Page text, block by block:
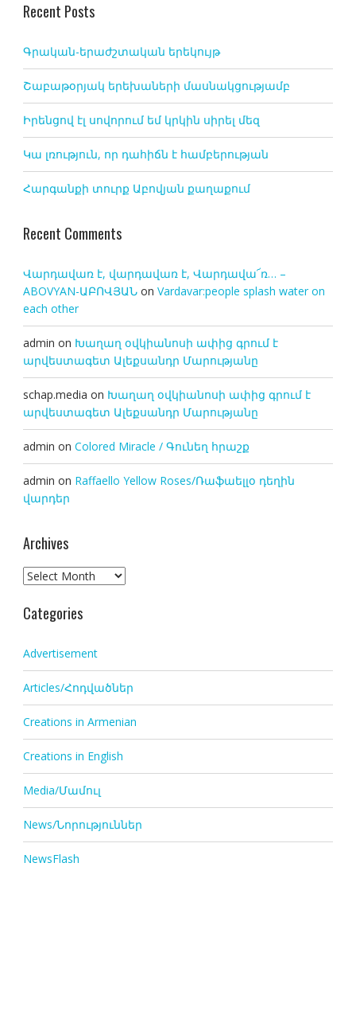
Recent Posts
Գրական-երաժշտական երեկույթ
Շաբաթօրյակ երեխաների մասնակցությամբ
Իրենցով էլ սովորում եմ կրկին սիրել մեզ
Կա լռություն, որ դահիճն է համբերության
Հարգանքի տուրք Աբովյան քաղաքում
Recent Comments
Վարդավառ է, վարդավառ է, Վարդավա՜ռ… –
ABOVYAN-ԱԲՈՎՅԱՆon Vardavar:people splash water on
each other
admin on Խաղաղ օվկիանոսի ափից գրում է
արվեստագետ Ալեքսանդր Մարությանը
schap.media on Խաղաղ օվկիանոսի ափից գրում է
արվեստագետ Ալեքսանդր Մարությանը
admin on Colored Miracle / Գունեղ հրաշք
admin on Raffaello Yellow Roses/Ռաֆաելլօ դեղին
վարդեր
Archives
Archives
Categories
Advertisement
Articles/Հոդվածներ
Creations in Armenian
Creations in English
Media/Մամուլ
News/Նորություններ
NewsFlash